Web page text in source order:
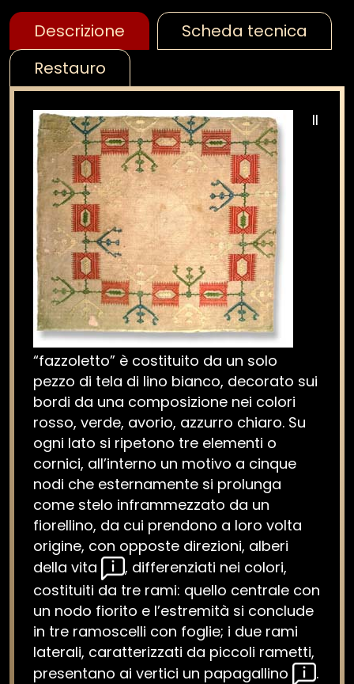
Descrizione
Scheda tecnica
Restauro
Il
“fazzoletto” è costituito da un solo
pezzo di tela di lino bianco, decorato sui
bordi da una composizione nei colori
rosso, verde, avorio, azzurro chiaro. Su
ogni lato si ripetono tre elementi o
cornici, all’interno un motivo a cinque
nodi che esternamente si prolunga
come stelo inframmezzato da un
fiorellino, da cui prendono a loro volta
origine, con opposte direzioni, alberi
della vita
, differenziati nei colori,
costituiti da tre rami: quello centrale con
un nodo fiorito e l’estremità si conclude
in tre ramoscelli con foglie; i due rami
laterali, caratterizzati da piccoli rametti,
presentano ai vertici un papagallino
.